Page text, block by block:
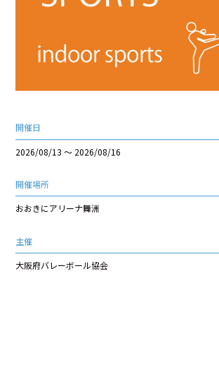
開催日
2026/08/13 ～ 2026/08/16
開催場所
おおきにアリーナ舞洲
主催
大阪府バレーボール協会